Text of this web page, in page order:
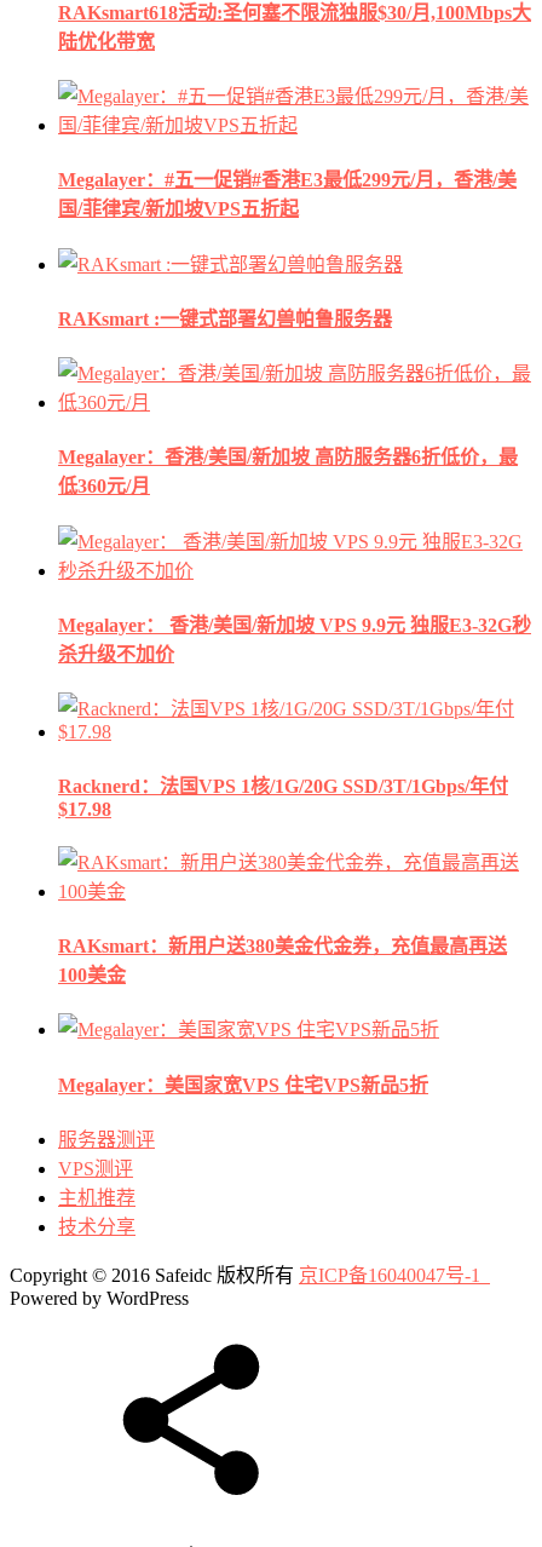
RAKsmart618活动:圣何塞不限流独服$30/月,100Mbps大
陆优化带宽
Megalayer：#五一促销#香港E3最低299元/月，香港/美
国/菲律宾/新加坡VPS五折起
RAKsmart :一键式部署幻兽帕鲁服务器
Megalayer：香港/美国/新加坡 高防服务器6折低价，最
低360元/月
Megalayer： 香港/美国/新加坡 VPS 9.9元 独服E3-32G秒
杀升级不加价
Racknerd：法国VPS 1核/1G/20G SSD/3T/1Gbps/年付
$17.98
RAKsmart：新用户送380美金代金券，充值最高再送
100美金
Megalayer：美国家宽VPS 住宅VPS新品5折
服务器测评
VPS测评
主机推荐
技术分享
Copyright © 2016 Safeidc 版权所有 京ICP备16040047号-1
Powered by WordPress